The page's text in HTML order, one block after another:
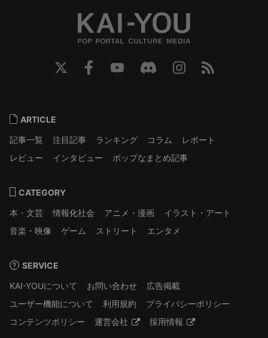
ARTICLE
記事一覧
注目記事 ランキング コラム
レポート
レビュー
インタビュー ポップなまとめ記事
CATEGORY
本・文芸
情報化社会 アニメ・漫画
イラスト・アート
音楽・映像
ゲーム ストリート エンタメ
SERVICE
KAI-YOUについて
お問い合わせ
広告掲載
ユーザー機能について
利用規約
プライバシーポリシー
コンテンツポリシー
運営会社 採用情報